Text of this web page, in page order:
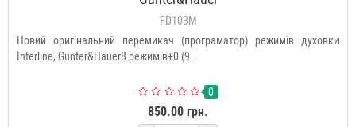
FD103M
Новий оригінальний перемикач (програматор) режимів духовки
Interline, Gunter&Hauer8 режимів+0 (9..
0
850.00 грн.